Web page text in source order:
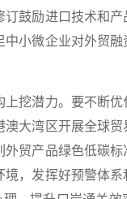
鼓励进口技术和
小微企业对外贸
挖潜力。要不断优
大湾区开展全球贸
贸产品绿色低碳
，发挥好预警体系